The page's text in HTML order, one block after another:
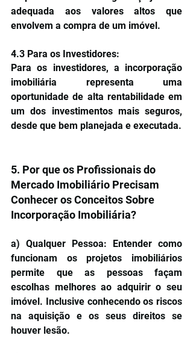
adequada aos valores altos que
envolvem a compra de um imóvel.
4.3 Para os Investidores:
Para os investidores, a incorporação
imobiliária representa uma
oportunidade de alta rentabilidade em
um dos investimentos mais seguros,
desde que bem planejada e executada.
5. Por que os Profissionais do
Mercado Imobiliário Precisam
Conhecer os Conceitos Sobre
Incorporação Imobiliária?
a) Qualquer Pessoa: Entender como
funcionam os projetos imobiliários
permite que as pessoas façam
escolhas melhores ao adquirir o seu
imóvel. Inclusive conhecendo os riscos
na aquisição e os seus direitos se
houver lesão.